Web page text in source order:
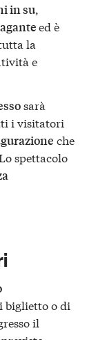
in su,
ed è
la
e
sarà
i visitatori
che
spettacolo
biglietto o di
il